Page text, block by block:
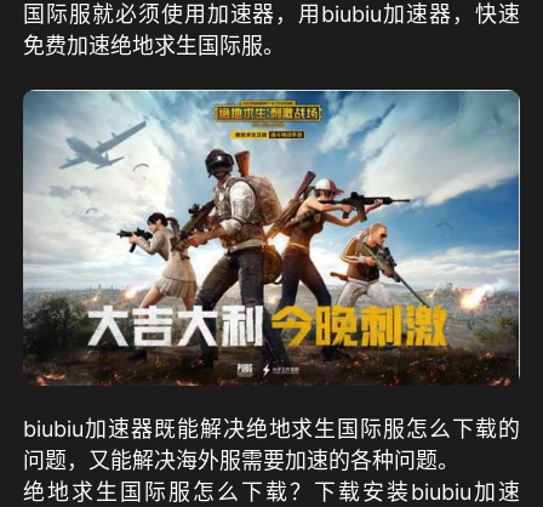
国际服就必须使用加速器，用biubiu加速器，快速
免费加速绝地求生国际服。
biubiu加速器既能解决绝地求生国际服怎么下载的
问题，又能解决海外服需要加速的各种问题。
绝地求生国际服怎么下载？下载安装biubiu加速